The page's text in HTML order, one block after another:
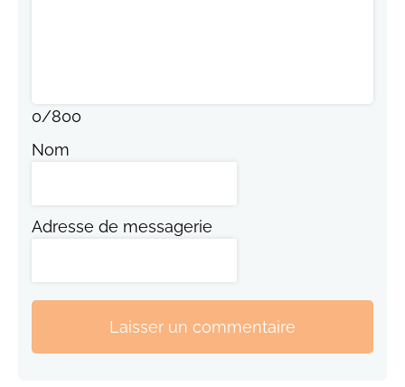
0/800
Nom
Adresse de messagerie
Laisser un commentaire